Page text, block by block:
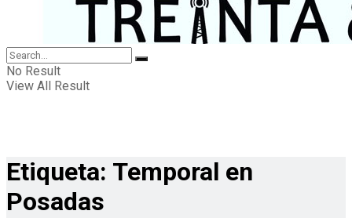
No Result
View All Result
Etiqueta: Temporal en
Posadas